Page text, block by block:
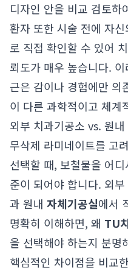
디자인 안을 비교 검토하
환자 또한 시술 전에 자
로 직접 확인할 수 있어
뢰도가 매우 높습니다.
근은 감이나 경험에만 의
이 다른 과학적이고 체계
외부 치과기공소 vs. 원
무삭제 라미네이트를 고
선택할 때, 보철물을 어
준이 되어야 합니다. 외부
과 원내 자체기공실에서
명확히 이해하면, 왜 TU
을 선택해야 하는지 분명
핵심적인 차이점을 비교